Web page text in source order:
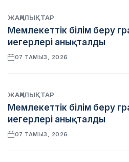
ЖАҢАЛЫҚТАР
Мемлекеттік білім беру
иегерлері анықталды
07 ТАМЫЗ, 2026
ЖАҢАЛЫҚТАР
Мемлекеттік білім беру
иегерлері анықталды
07 ТАМЫЗ, 2026